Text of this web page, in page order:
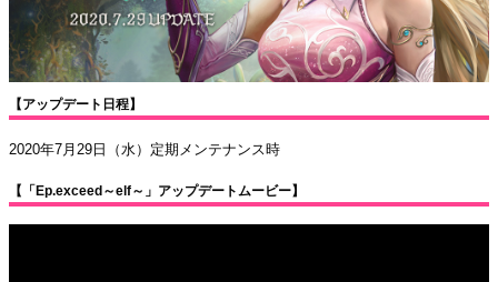
【アップデート日程】
2020年7月29日（水）定期メンテナンス時
【「Ep.exceed～elf～」アップデートムービー】